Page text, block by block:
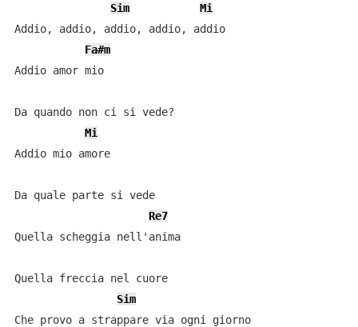
Sim
Mi
Addio, addio, addio, addio, addio
Fa#m
Addio amor mio
Da quando non ci si vede?
Mi
Addio mio amore
Da quale parte si vede
Re7
Quella scheggia nell'anima
Quella freccia nel cuore
Sim
Che provo a strappare via ogni giorno